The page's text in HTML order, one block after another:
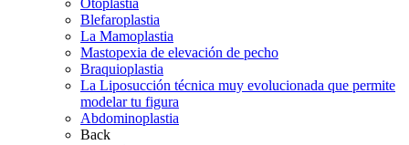
Blefaroplastia
La Mamoplastia
Mastopexia de elevación de pecho
Braquioplastia
La Liposucción técnica muy evolucionada que permite
modelar tu figura
Abdominoplastia
Back